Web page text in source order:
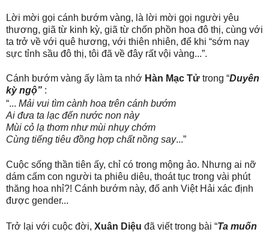
Lời mời gọi cánh bướm vàng, là lời mời gọi người yêu
thương, giã từ kinh kỳ, giã từ chốn phồn hoa đô thị, cùng với
ta trở về với quê hương, với thiên nhiên, để khi “sớm nay
sực tỉnh sầu đô thị, tôi đã về đây rất vội vàng...”.
Cánh bướm vàng ấy làm ta nhớ Hàn Mạc Tử trong “Duyên
kỳ ngộ” :
“... Mải vui tìm cành hoa trên cánh bướm
Ai đưa ta lạc đến nước non này
Mùi cỏ lạ thơm như mùi nhụy chớm
Cùng tiếng tiêu đồng hợp chất nồng say...”
Cuộc sống thần tiên ấy, chỉ có trong mộng ảo. Nhưng ai nỡ
dám cấm con người ta phiêu diêu, thoát tục trong vài phút
thăng hoa nhỉ?! Cánh bướm này, đố anh Việt Hải xác định
được gender...
Trở lại với cuộc đời, Xuân Diệu đã viết trong bài “Ta muốn